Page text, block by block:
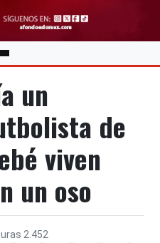
un
de
viven
un oso
2.452